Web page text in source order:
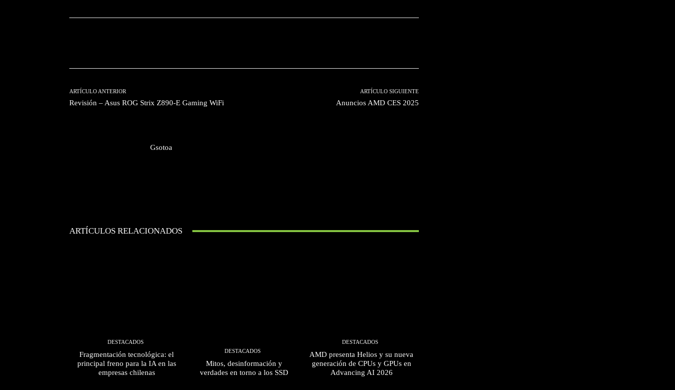
ARTÍCULO ANTERIOR
Revisión – Asus ROG Strix Z890-E Gaming WiFi
ARTÍCULO SIGUIENTE
Anuncios AMD CES 2025
Gsotoa
ARTÍCULOS RELACIONADOS
DESTACADOS
Fragmentación tecnológica: el
principal freno para la IA en las
empresas chilenas
DESTACADOS
Mitos, desinformación y
verdades en torno a los SSD
DESTACADOS
AMD presenta Helios y su nueva
generación de CPUs y GPUs en
Advancing AI 2026